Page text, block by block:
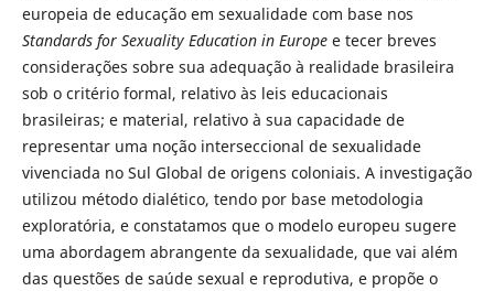
europeia de educação em sexualidade com base nos
Standards for Sexuality Education in Europee tecer breves
considerações sobre sua adequação à realidade brasileira
sob o critério formal, relativo às leis educacionais
brasileiras; e material, relativo à sua capacidade de
representar uma noção interseccional de sexualidade
vivenciada no Sul Global de origens coloniais. A investigação
utilizou método dialético, tendo por base metodologia
exploratória, e constatamos que o modelo europeu sugere
uma abordagem abrangente da sexualidade, que vai além
das questões de saúde sexual e reprodutiva, e propõe o